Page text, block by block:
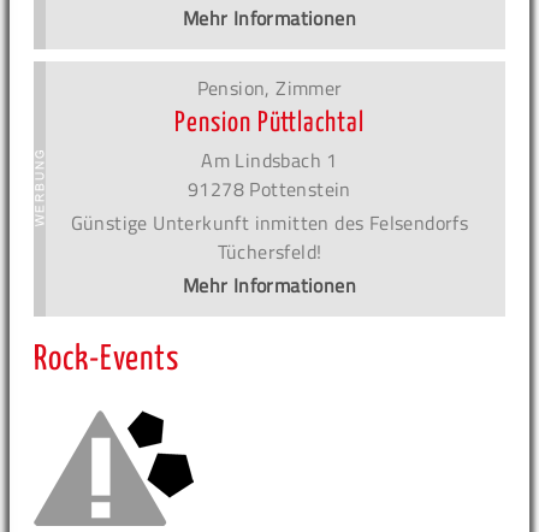
Mehr Informationen
Pension, Zimmer
Pension Püttlachtal
Am Lindsbach 1
91278 Pottenstein
Günstige Unterkunft inmitten des Felsendorfs
Tüchersfeld!
Mehr Informationen
Rock-Events